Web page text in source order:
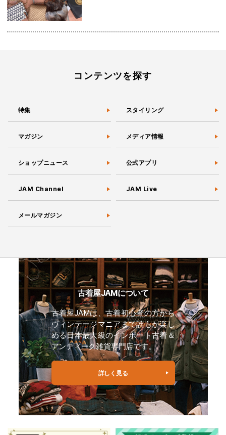
コンテンツを探す
特集 スタイリング
マガジン メディア情報
ショップニュース 公式アプリ
JAM Channel JAM Live
メールマガジン
古着屋JAMについて
古着屋JAMは、古着初心者の方から
ヴィンテージマニアまで誰もが楽し
める日本最大級のインポート古着＆
アンティーク雑貨専門店です。
詳しく見る